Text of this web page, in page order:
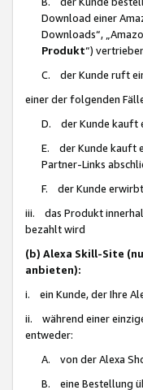
Download einer
Downloads“,
Produkt“)
C. der Kunde ruft
einer der folgenden
D. der Kunde kauft
E. der Kunde kauft
Partner-Links
F. der Kunde
iii. das Produkt
bezahlt wird
(b) Alexa Skill-Site
anbieten):
i. ein Kunde, der Ihre
ii. während einer
entweder:
A. von der Alexa
B. eine Bestellung